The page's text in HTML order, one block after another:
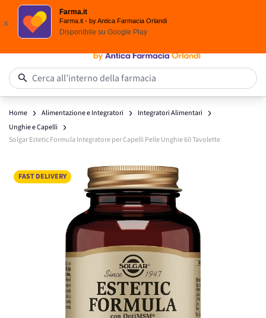
Spedizione
x
Farma.it
Farma.it - by Antica Farmacia Orlandi
Disponibile su Google Play
Salta al contenuto
Cerca all’interno della farmacia
Home Alimentazione e Integratori
Integratori Alimentari
Unghie e Capelli
Solgar Estetic Formula Integratore per Capelli Pelle Unghie 60 Tavolette
FAST DELIVERY
Main image
Click to view image in fullscreen